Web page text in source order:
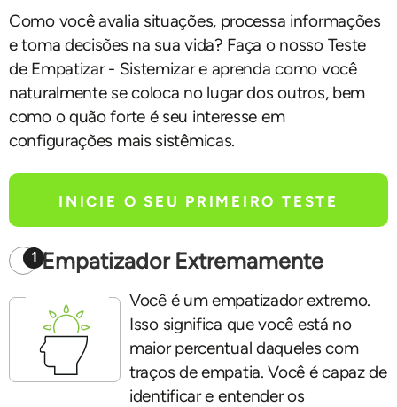
Como você avalia situações, processa informações
e toma decisões na sua vida? Faça o nosso Teste
de Empatizar - Sistemizar e aprenda como você
naturalmente se coloca no lugar dos outros, bem
como o quão forte é seu interesse em
configurações mais sistêmicas.
INICIE O SEU PRIMEIRO TESTE
1 Empatizador Extremamente
Você é um empatizador extremo.
Isso significa que você está no
maior percentual daqueles com
traços de empatia. Você é capaz de
identificar e entender os